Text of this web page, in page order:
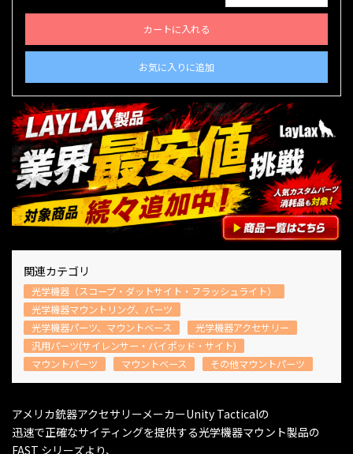
カートに入れる
お気に入りに追加
関連カテゴリ
光学機器（スコープ・ダットサイト・フラッシュライト）
光学機器マウントリング、パーツ
光学機器パーツ、マウントベース
光学機器アクセサリー
汎用パーツ(サイレンサー・バイポッド・サイト)
マウントパーツ
マウントベース その他マウントパーツ
アメリカ銃器アクセサリーメーカーUnity Tacticalの
迅速で正確なサイティングを提供する光学機器マウント製品の
FAST シリーズより、